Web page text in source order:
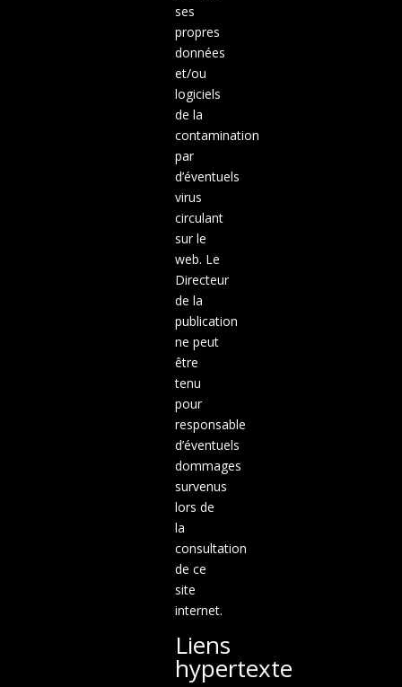
ses
propres
données
et/ou
logiciels
de la
contamination
par
d’éventuels
virus
circulant
sur le
web. Le
Directeur
de la
publication
ne peut
être
tenu
pour
responsable
d’éventuels
dommages
survenus
lors de
la
consultation
de ce
site
internet.
Liens
hypertexte